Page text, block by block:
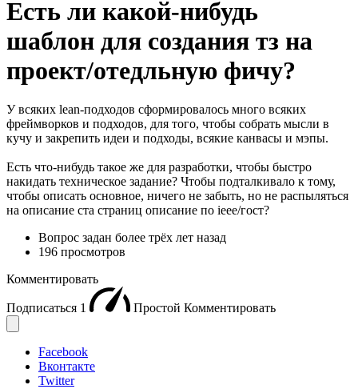
Есть ли какой-нибудь
шаблон для создания тз на
проект/отедльную фичу?
У всяких lean-подходов сформировалось много всяких
фреймворков и подходов, для того, чтобы собрать мысли в
кучу и закрепить идеи и подходы, всякие канвасы и мэпы.
Есть что-нибудь такое же для разработки, чтобы быстро
накидать техническое задание? Чтобы подталкивало к тому,
чтобы описать основное, ничего не забыть, но не распыляться
на описание ста страниц описание по ieee/гост?
Вопрос задан более трёх лет назад
196 просмотров
Комментировать
Подписаться 1 Простой Комментировать
Facebook
Вконтакте
Twitter